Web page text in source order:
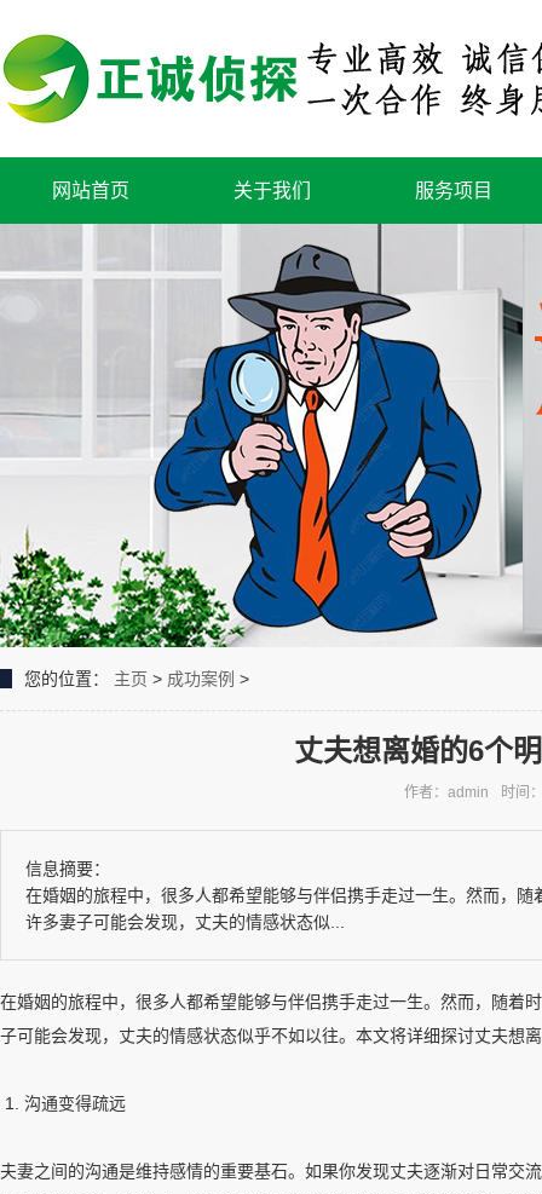
网站首页 关于我们 服务项目
您的位置： 主页 > 成功案例 >
丈夫想离婚的6个
作者：admin 时间
信息摘要：
在婚姻的旅程中，很多人都希望能够与伴侣携手走过一生。然而，
许多妻子可能会发现，丈夫的情感状态似...
在婚姻的旅程中，很多人都希望能够与伴侣携手走过一生。然而，随着
子可能会发现，丈夫的情感状态似乎不如以往。本文将详细探讨丈夫想
1. 沟通变得疏远
夫妻之间的沟通是维持感情的重要基石。如果你发现丈夫逐渐对日常交